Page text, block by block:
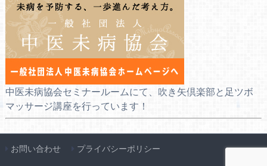
中医未病協会セミナールームにて、吹き矢倶楽部と足ツボ
マッサージ講座を行っています！
お問い合わせ プライバシーポリシー